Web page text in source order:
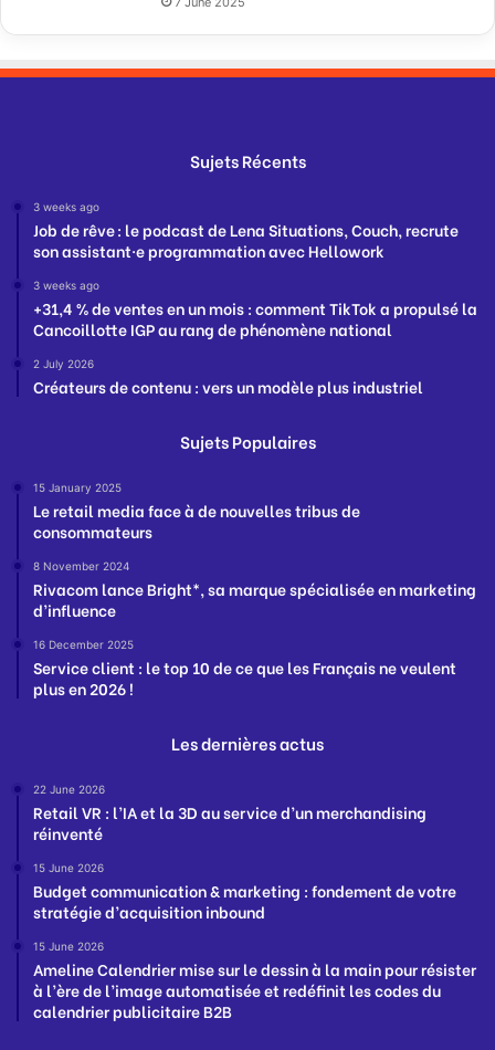
Sujets Récents
3 weeks ago
Job de rêve : le podcast de Lena Situations, Couch, recrute
son assistant·e programmation avec Hellowork
3 weeks ago
+31,4 % de ventes en un mois : comment TikTok a propulsé la
Cancoillotte IGP au rang de phénomène national
2 July 2026
Créateurs de contenu : vers un modèle plus industriel
Sujets Populaires
15 January 2025
Le retail media face à de nouvelles tribus de
consommateurs
8 November 2024
Rivacom lance Bright*, sa marque spécialisée en marketing
d’influence
16 December 2025
Service client : le top 10 de ce que les Français ne veulent
plus en 2026 !
Les dernières actus
22 June 2026
Retail VR : l’IA et la 3D au service d’un merchandising
réinventé
15 June 2026
Budget communication & marketing : fondement de votre
stratégie d’acquisition inbound
15 June 2026
Ameline Calendrier mise sur le dessin à la main pour résister
à l’ère de l’image automatisée et redéfinit les codes du
calendrier publicitaire B2B